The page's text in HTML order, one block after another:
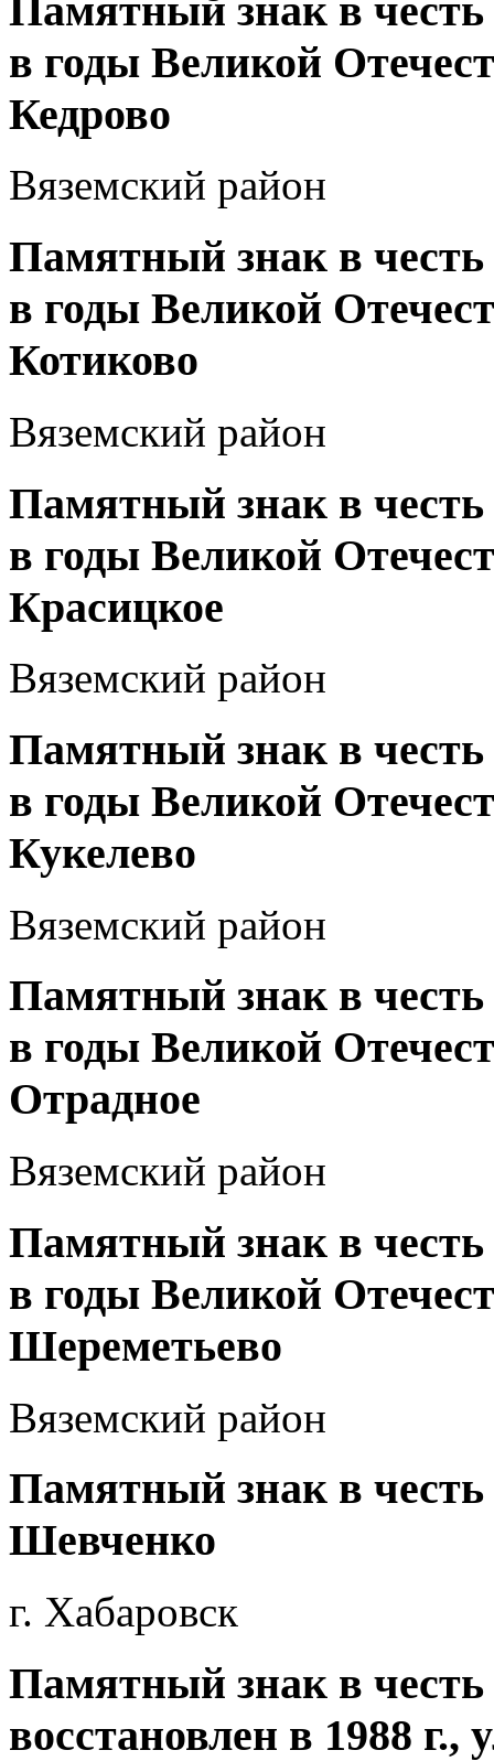
Памятный знак в
в годы Великой
Кедрово
Вяземский район
Памятный знак в
в годы Великой
Котиково
Вяземский район
Памятный знак в
в годы Великой
Красицкое
Вяземский район
Памятный знак в
в годы Великой
Кукелево
Вяземский район
Памятный знак в
в годы Великой
Отрадное
Вяземский район
Памятный знак в
в годы Великой
Шереметьево
Вяземский район
Памятный знак в
Шевченко
г. Хабаровск
Памятный знак в
восстановлен в 1988